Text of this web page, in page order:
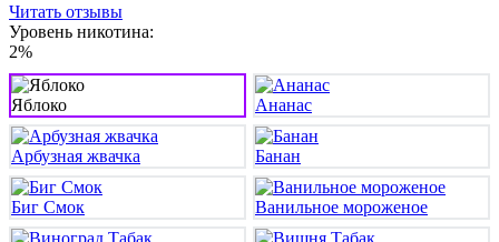
Читать отзывы
Уровень никотина:
2%
Яблоко Ананас
Арбузная жвачка Банан
Биг Смок Ванильное мороженое